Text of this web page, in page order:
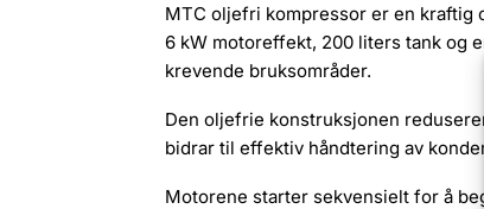
MTC oljefri kompressor er en
6 kW motoreffekt, 200 liters tank og
krevende bruksområder.
Den oljefrie konstruksjonen
bidrar til effektiv håndtering av
Motorene starter sekvensielt for å